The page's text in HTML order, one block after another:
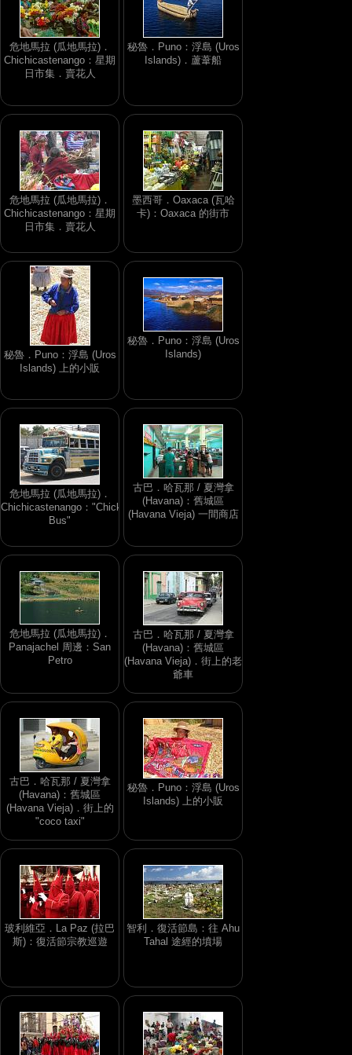
危地馬拉 (瓜地馬拉)．
Chichicastenango：星期
日市集．賣花人
秘魯．Puno：浮島 (Uros
Islands)．蘆葦船
危地馬拉 (瓜地馬拉)．
Chichicastenango：星期
日市集．賣花人
墨西哥．Oaxaca (瓦哈
卡)：Oaxaca 的街市
秘魯．Puno：浮島 (Uros
Islands) 上的小販
秘魯．Puno：浮島 (Uros
Islands)
危地馬拉 (瓜地馬拉)．
Chichicastenango："Chicken
Bus"
古巴．哈瓦那 / 夏灣拿
(Havana)：舊城區
(Havana Vieja) 一間商店
危地馬拉 (瓜地馬拉)．
Panajachel 周邊：San
Petro
古巴．哈瓦那 / 夏灣拿
(Havana)：舊城區
(Havana Vieja)．街上的老
爺車
古巴．哈瓦那 / 夏灣拿
(Havana)：舊城區
(Havana Vieja)．街上的
"coco taxi"
秘魯．Puno：浮島 (Uros
Islands) 上的小販
玻利維亞．La Paz (拉巴
斯)：復活節宗教巡遊
智利．復活節島：往 Ahu
Tahal 途經的墳場